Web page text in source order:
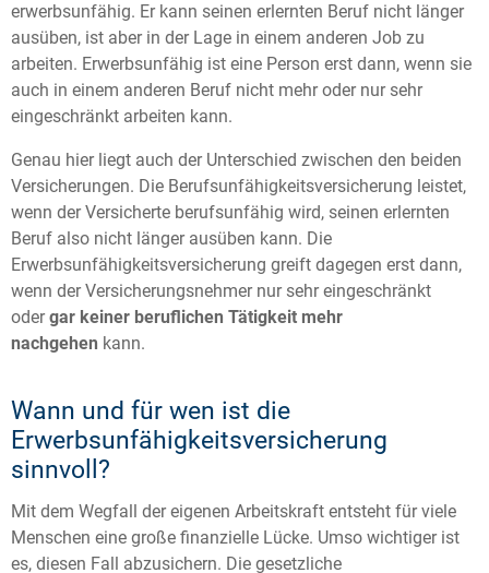
erwerbsunfähig. Er kann seinen erlernten Beruf nicht länger
ausüben, ist aber in der Lage in einem anderen Job zu
arbeiten. Erwerbsunfähig ist eine Person erst dann, wenn sie
auch in einem anderen Beruf nicht mehr oder nur sehr
eingeschränkt arbeiten kann.
Genau hier liegt auch der Unterschied zwischen den beiden
Versicherungen. Die Berufsunfähigkeitsversicherung leistet,
wenn der Versicherte berufsunfähig wird, seinen erlernten
Beruf also nicht länger ausüben kann. Die
Erwerbsunfähigkeitsversicherung greift dagegen erst dann,
wenn der Versicherungsnehmer nur sehr eingeschränkt
odergar keiner beruflichen Tätigkeit mehr
nachgehen kann.
Wann und für wen ist die
Erwerbsunfähigkeitsversicherung
sinnvoll?
Mit dem Wegfall der eigenen Arbeitskraft entsteht für viele
Menschen eine große finanzielle Lücke. Umso wichtiger ist
es, diesen Fall abzusichern. Die gesetzliche